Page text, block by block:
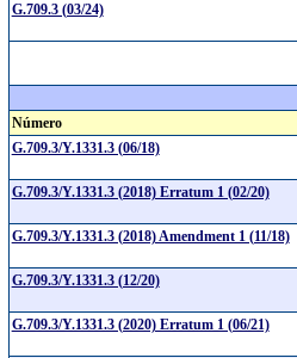
G.709.3 (03/24)
Número
G.709.3/Y.1331.3 (06/18)
G.709.3/Y.1331.3 (2018) Erratum 1 (02/20)
G.709.3/Y.1331.3 (2018) Amendment 1 (11/18)
G.709.3/Y.1331.3 (12/20)
G.709.3/Y.1331.3 (2020) Erratum 1 (06/21)